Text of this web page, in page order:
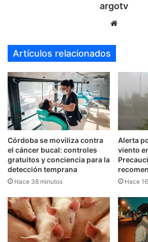
argotv
Artículos relacionados
Córdoba se moviliza contra
el cáncer bucal: controles
gratuitos y conciencia para la
detección temprana
Hace 38 minutos
Alerta
viento
Hace